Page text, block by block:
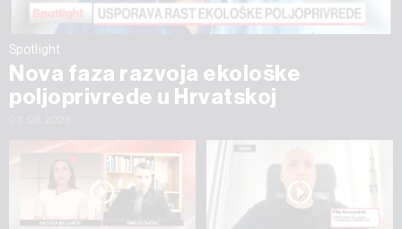
Spotlight
Nova faza razvoja ekološke
poljoprivrede u Hrvatskoj